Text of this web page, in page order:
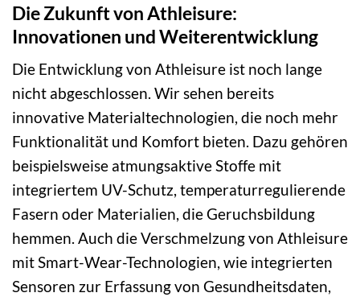
Die Zukunft von Athleisure:
Innovationen und Weiterentwicklung
Die Entwicklung von Athleisure ist noch lange
nicht abgeschlossen. Wir sehen bereits
innovative Materialtechnologien, die noch mehr
Funktionalität und Komfort bieten. Dazu gehören
beispielsweise atmungsaktive Stoffe mit
integriertem UV-Schutz, temperaturregulierende
Fasern oder Materialien, die Geruchsbildung
hemmen. Auch die Verschmelzung von Athleisure
mit Smart-Wear-Technologien, wie integrierten
Sensoren zur Erfassung von Gesundheitsdaten,